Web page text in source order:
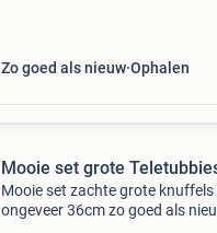
Zo goed als nieuw Ophalen
Mooie set grote
Mooie set zachte grote
ongeveer 36cm zo goed als